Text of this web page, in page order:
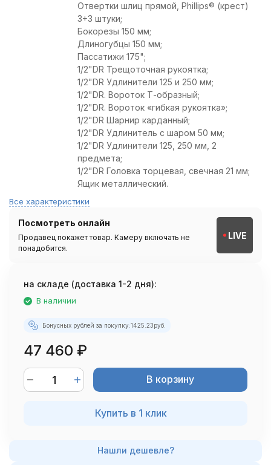
Отвертки шлиц прямой, Phillips® (крест)
3+3 штуки;
Бокорезы 150 мм;
Длиногубцы 150 мм;
Пассатижи 175";
1/2"DR Трещоточная рукоятка;
1/2"DR Удлинители 125 и 250 мм;
1/2"DR. Вороток Т-образный;
1/2"DR. Вороток «гибкая рукоятка»;
1/2"DR Шарнир карданный;
1/2"DR Удлинитель с шаром 50 мм;
1/2"DR Удлинители 125, 250 мм, 2
предмета;
1/2"DR Головка торцевая, свечная 21 мм;
Ящик металлический.
Все характеристики
Посмотреть онлайн
Продавец покажет товар. Камеру включать не
понадобится.
LIVE
на складе (доставка 1-2 дня):
В наличии
Бонусных рублей за покупку:1425.23руб.
47 460 ₽
В корзину
Купить в 1 клик